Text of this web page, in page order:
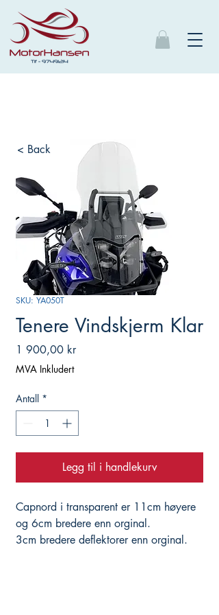
SKU: YA050T
Tenere Vindskjerm Klar
1 900,00 krPris
MVA Inkludert
Antall *
Legg til i handlekurv
Capnord i transparent er 11cm høyere
og 6cm bredere enn orginal.
3cm bredere deflektorer enn orginal.
< Back